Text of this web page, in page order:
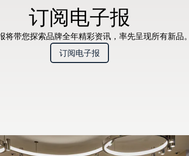
订阅电子报
将带您探索品牌全年精彩资讯，率先呈现所有新品。
订阅电子报